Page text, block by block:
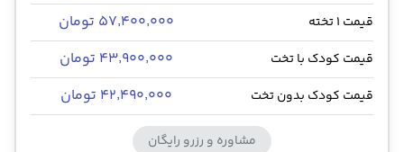
قیمت 1 تخته ۵۷٬۴۰۰٬۰۰۰ تومان
قیمت کودک با تخت ۴۳٬۹۰۰٬۰۰۰ تومان
قیمت کودک بدون تخت ۴۲٬۴۹۰٬۰۰۰ تومان
مشاوره و رزرو رایگان